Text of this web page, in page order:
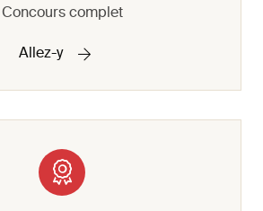
Concours complet
Allez-y